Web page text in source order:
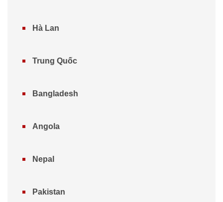
Hà Lan
Trung Quốc
Bangladesh
Angola
Nepal
Pakistan